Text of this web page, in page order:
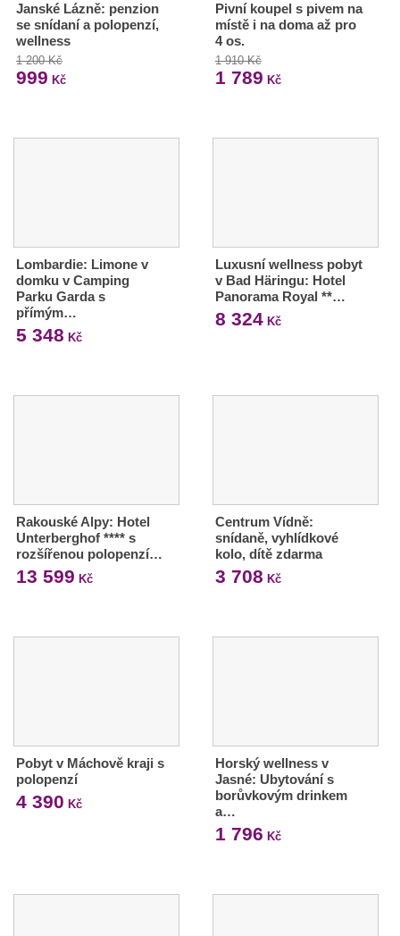
Janské Lázně: penzion
se snídaní a polopenzí,
wellness
1 200 Kč
999 Kč
Pivní koupel s pivem na
místě i na doma až pro
4 os.
1 910 Kč
1 789 Kč
Lombardie: Limone v
domku v Camping
Parku Garda s
přímým…
5 348 Kč
Luxusní wellness pobyt
v Bad Häringu: Hotel
Panorama Royal **…
8 324Kč
Rakouské Alpy: Hotel
Unterberghof **** s
rozšířenou polopenzí…
13 599 Kč
Centrum Vídně:
snídaně, vyhlídkové
kolo, dítě zdarma
3 708 Kč
Pobyt v Máchově kraji s
polopenzí
4 390 Kč
Horský wellness v
Jasné: Ubytování s
borůvkovým drinkem
a…
1 796 Kč